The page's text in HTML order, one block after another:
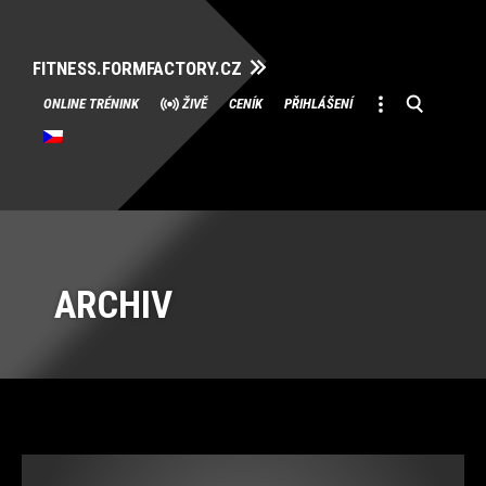
FITNESS.FORMFACTORY.CZ
Přeskočit
na
obsah
ONLINE TRÉNINK ŽIVĚ CENÍK PŘIHLÁŠENÍ
ARCHIV